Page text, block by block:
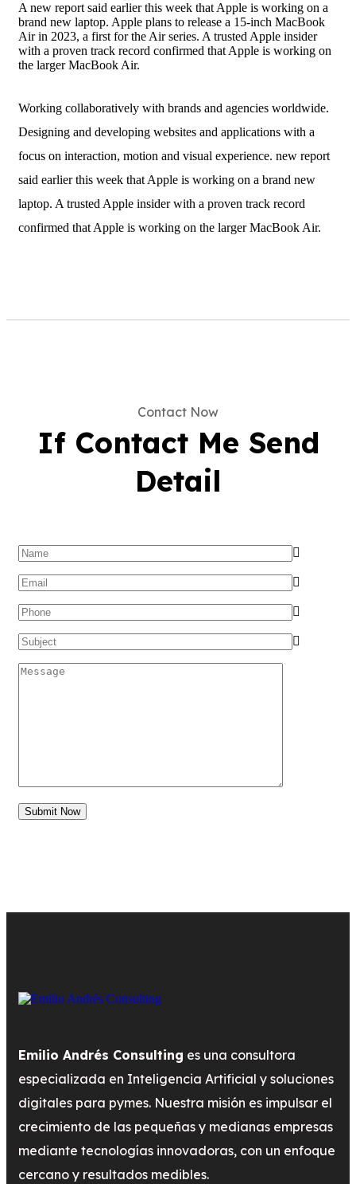
A new report said earlier this week that Apple is working on a
brand new laptop. Apple plans to release a 15-inch MacBook
Air in 2023, a first for the Air series. A trusted Apple insider
with a proven track record confirmed that Apple is working on
the larger MacBook Air.
Working collaboratively with brands and agencies worldwide.
Designing and developing websites and applications with a
focus on interaction, motion and visual experience. new report
said earlier this week that Apple is working on a brand new
laptop. A trusted Apple insider with a proven track record
confirmed that Apple is working on the larger MacBook Air.
Contact Now
If Contact Me Send
Detail
Submit Now
Emilio Andrés Consulting es una consultora
especializada en Inteligencia Artificial y soluciones
digitales para pymes. Nuestra misión es impulsar el
crecimiento de las pequeñas y medianas empresas
mediante tecnologías innovadoras, con un enfoque
cercano y resultados medibles.